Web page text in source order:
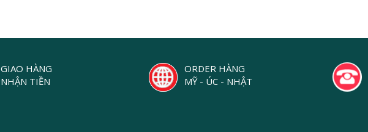
GIAO HÀNG
NHẬN TIỀN
ORDER HÀNG
MỸ - ÚC - NHẬT